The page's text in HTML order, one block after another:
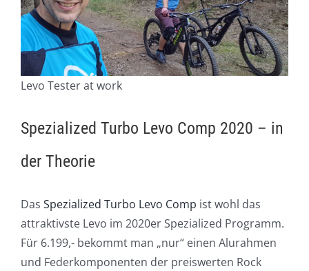
Levo Tester at work
Spezialized Turbo Levo Comp 2020 – in
der Theorie
Das Spezialized Turbo Levo Comp ist wohl das
attraktivste Levo im 2020er Spezialized Programm.
Für 6.199,- bekommt man „nur“ einen Alurahmen
und Federkomponenten der preiswerten Rock